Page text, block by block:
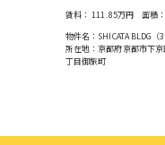
賃料：111.85万円面積
物件名：SHICATA BLDG（
所在地：京都府京都市下
丁目御旅町